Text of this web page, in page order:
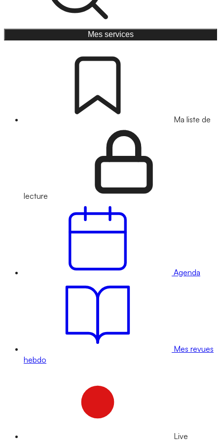
Mes services
Ma liste de
lecture
Agenda
Mes revues
hebdo
Live